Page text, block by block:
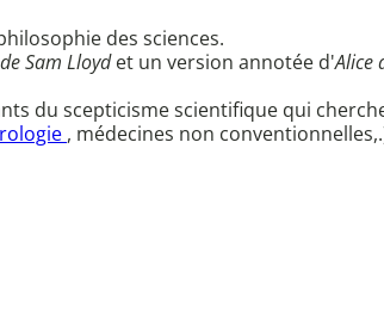
des sciences.
Sam Lloydet un version annotée d'Alice
du scepticisme scientifique qui
, médecines non